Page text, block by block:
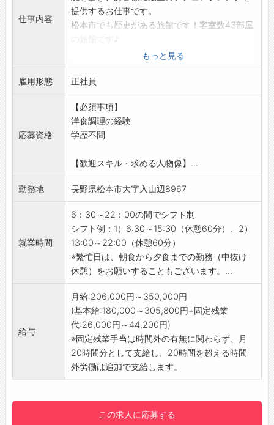
仕事内容
提供するお仕事です。
松本市でも歴史がある旅館です！客室数43部屋
国内はもちろん、国外からのお客様も多いです
◎
【業務内容】
■フランス料理の調理全般
・経験によりお願いする仕事は変わります。
・調理業務として材料準備、仕込み、調理、盛
り付け、新メニューの考案等を行っていただき
【やりがい等】
世界的なホテル・レストランの会員組織『ル
レ・エ・シャトー』加盟の明神館・ヒカリヤの
ふんだんに用いたお料理の数々を国内・海外か
らお越しのお客様にご提供します。世界基準の
調理を学ぶことができ、やりがいがあるお仕事
です。
マクロビオティックの手法を主としたナチュ
レフレンチの体現者として、シェフが生産者と
直接やりとりをして開発した素材を活かすメニ
ューを創り上げ提供することが求められます。
ルレ・エ・シャトーのクオリティの『料理』
を、料理長の指示の下に創っていただきます。
直接お客様に接するお仕事ではありません
となる部分です。
【歓迎するスキル・経験】
もっと見る
雇用形態 正社員
応募資格
【必須事項】
洋食調理の経験
学歴不問
【歓迎スキル・求める人物像】...
勤務地 長野県松本市大字入山辺8967
就業時間
6：30～22：00の間でシフト制
シフト例：1）6:30～15:30（休憩60分）、2）
13:00～22:00（休憩60分）
※繁忙日は、朝食から夕食までの勤務（中抜け
休憩）をお願いすることもございます。...
給与
月給:206,000円～350,000円
(基本給:180,000～305,800円+固定残業
代:26,000円～44,200円)
※固定残業手当は時間外の有無に関わらず、月
20時間分として支給し、20時間を超える時間
外労働は追加で支給します。
この求人に応募する